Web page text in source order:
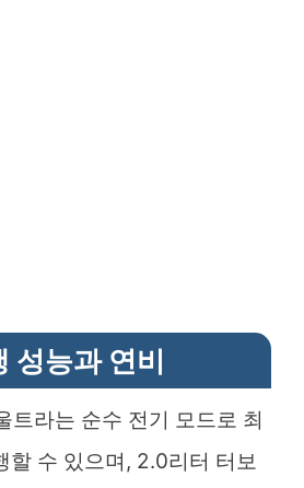
성능과 연비
트라는 순수 전기 모드로 최
할 수 있으며, 2.0리터 터보